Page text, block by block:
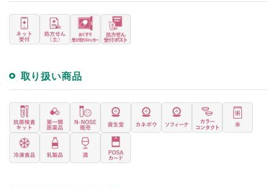
取り扱い商品